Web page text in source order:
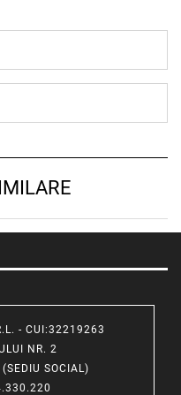
- CUI:32219263
NR. 2
SOCIAL)